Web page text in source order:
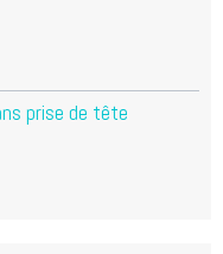
prise de tête